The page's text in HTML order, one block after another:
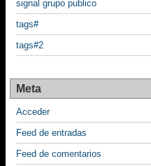
signal grupo publico
tags#
tags#2
Meta
Acceder
Feed de entradas
Feed de comentarios